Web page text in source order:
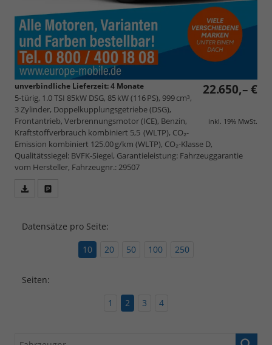
22.650,– €
inkl. 19% MwSt.
unverbindliche Lieferzeit:4 Monate
5-türig, 1.0 TSI 85kW DSG, 85 kW (116 PS), 999 cm³,
3 Zylinder, Doppelkupplungsgetriebe (DSG),
Frontantrieb, Verbrennungsmotor (ICE), Benzin,
Kraftstoffverbrauch kombiniert 5,5 (WLTP), CO₂-
Emission kombiniert 125.00 g/km (WLTP), CO₂-Klasse D,
Qualitätssiegel: BVFK-Siegel, Garantieleistung: Fahrzeuggarantie
vom Hersteller, Fahrzeugnr.: 29507
speichern/drucken
Datensätze pro Seite:
10
20 50 100 250
Seiten:
1
2 3 4
Fahrzeugnr.